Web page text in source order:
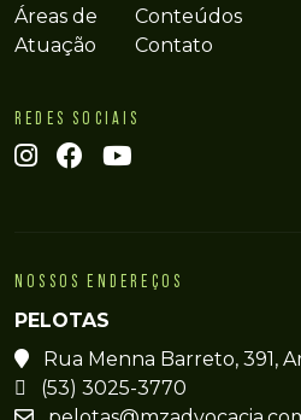
Áreas de
Atuação
Conteúdos
Contato
REDES SOCIAIS
NOSSOS ENDEREÇOS
PELOTAS
Rua Menna Barreto, 391,
(53) 3025-3770